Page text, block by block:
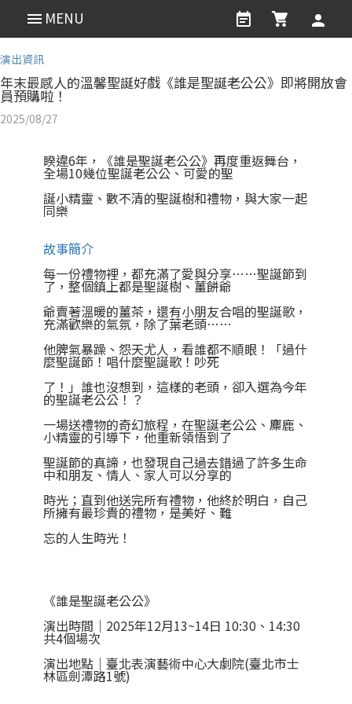
演出資訊
​年末最感人的溫馨聖誕好戲《誰是聖誕老公公》即將開放會
員預購啦！
2025/08/27
睽違6年，《誰是聖誕老公公》再度重返舞台，
全場10幾位聖誕老公公、可愛的聖
誕小精靈、數不清的聖誕樹和禮物，與大家一起
同樂
故事簡介
每一份禮物裡，都充滿了愛與分享……聖誕節到
了，整個鎮上都是聖誕樹、薑餅爺
爺賣著溫暖的薑茶，還有小朋友合唱的聖誕歌，
充滿歡樂的氣氛，除了葉老頭……
他脾氣暴躁、怨天尤人，看誰都不順眼！「過什
麼聖誕節！唱什麼聖誕歌！吵死
了！」誰也沒想到，這樣的老頭，卻入選為今年
的聖誕老公公！？
一場送禮物的奇幻旅程，在聖誕老公公、麋鹿、
小精靈的引導下，他重新領悟到了
聖誕節的真諦，也發現自己過去錯過了許多生命
中和朋友、情人、家人可以分享的
時光；直到他送完所有禮物，他終於明白，自己
所擁有最珍貴的禮物，是美好、難
忘的人生時光！
《誰是聖誕老公公》
演出時間｜2025年12月13~14日 10:30、14:30
共4個場次
演出地點｜臺北表演藝術中心大劇院(臺北市士
林區劍潭路1號)
MENU